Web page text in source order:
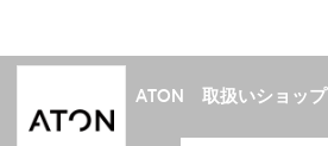
ATON 取扱いショップ